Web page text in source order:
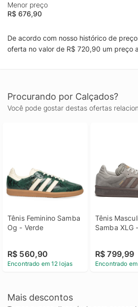
Menor preço
R$ 676,90
De acordo com nosso histórico de
oferta no valor de R$ 720,90 um preço
Procurando por Calçados?
Você pode gostar destas ofertas
Tênis Feminino Samba
Og - Verde
R$ 560,90
Encontrado em 12 lojas
Tênis
Samba XLG
R$ 799,99
Encontrado
Mais descontos